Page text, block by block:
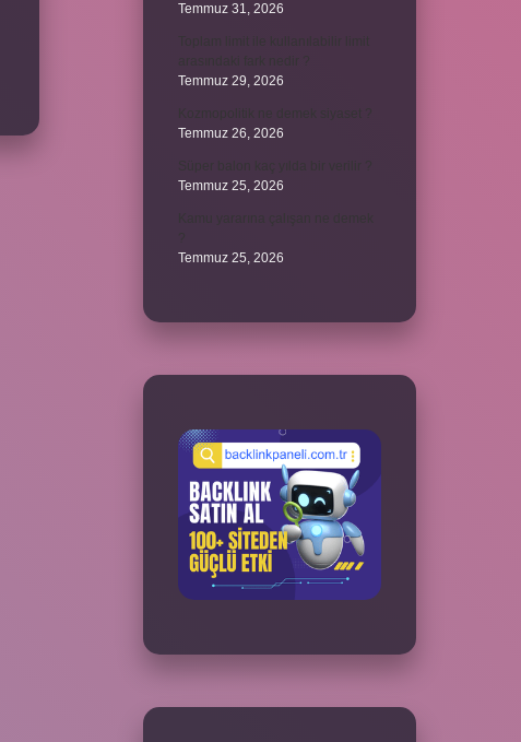
Temmuz 31, 2026
Temmuz 29, 2026
Temmuz 26, 2026
Temmuz 25, 2026
Temmuz 25, 2026